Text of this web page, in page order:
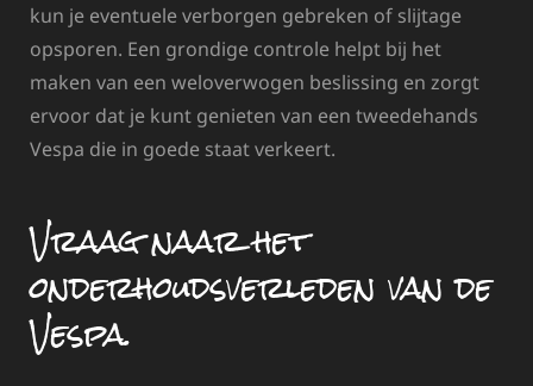
kun je eventuele verborgen gebreken of slijtage
opsporen. Een grondige controle helpt bij het
maken van een weloverwogen beslissing en zorgt
ervoor dat je kunt genieten van een tweedehands
Vespa die in goede staat verkeert.
Vraag naar het
onderhoudsverleden van de
Vespa.